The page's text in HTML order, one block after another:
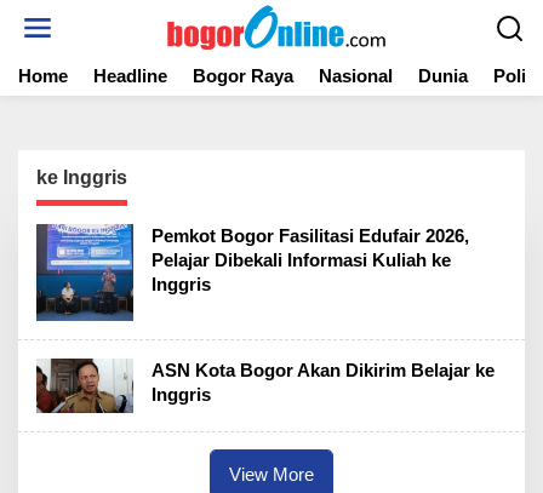
t
Home Headline Bogor Raya Nasional Dunia
ke Inggris
Pemkot Bogor Fasilitasi Edufair 2026,
Pelajar Dibekali Informasi Kuliah ke
Inggris
ASN Kota Bogor Akan Dikirim Belajar ke
Inggris
View More